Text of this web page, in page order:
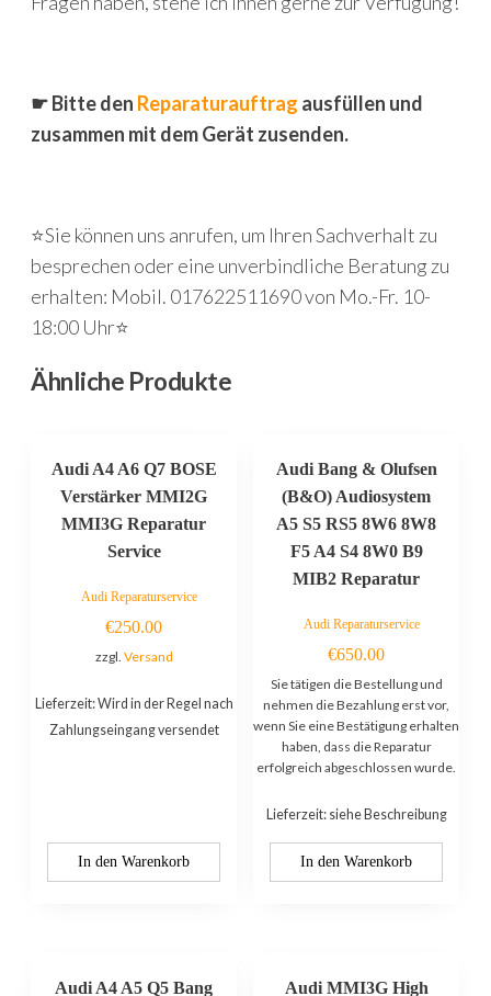
☛ Bitte den Reparaturauftrag ausfüllen und
zusammen mit dem Gerät zusenden.
⭐Sie können uns anrufen, um Ihren Sachverhalt zu
besprechen oder eine unverbindliche Beratung zu
erhalten: Mobil. 017622511690 von Mo.-Fr. 10-
18:00 Uhr⭐
Ähnliche Produkte
Audi A4 A6 Q7 BOSE
Verstärker MMI2G
MMI3G Reparatur
Service
Audi Reparaturservice
€250.00
zzgl. Versand
Lieferzeit: Wird in der Regel nach
Zahlungseingang versendet
In den Warenkorb
Audi Bang & Olufsen
(B&O) Audiosystem
A5 S5 RS5 8W6 8W8
F5 A4 S4 8W0 B9
MIB2 Reparatur
Audi Reparaturservice
€650.00
Sie tätigen die Bestellung und
nehmen die Bezahlung erst vor,
wenn Sie eine Bestätigung erhalten
haben, dass die Reparatur
erfolgreich abgeschlossen wurde.
Lieferzeit: siehe Beschreibung
In den Warenkorb
Audi A4 A5 Q5 Bang
Audi MMI3G High